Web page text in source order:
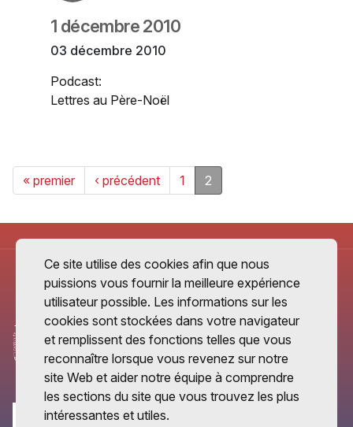
1 décembre 2010
03 décembre 2010
Podcast:
Lettres au Père-Noël
« premier ‹ précédent 1 2
Ce site utilise des cookies afin que nous
puissions vous fournir la meilleure expérience
utilisateur possible. Les informations sur les
cookies sont stockées dans votre navigateur
et remplissent des fonctions telles que vous
reconnaître lorsque vous revenez sur notre
site Web et aider notre équipe à comprendre
les sections du site que vous trouvez les plus
intéressantes et utiles.